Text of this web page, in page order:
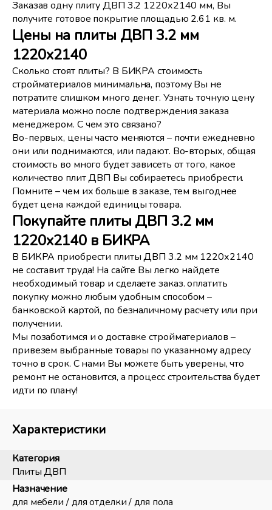
Заказав одну плиту ДВП 3.2 1220х2140 мм, Вы
получите готовое покрытие площадью 2.61 кв. м.
Цены на плиты ДВП 3.2 мм
1220х2140
Сколько стоят плиты? В БИКРА стоимость
стройматериалов минимальна, поэтому Вы не
потратите слишком много денег. Узнать точную цену
материала можно после подтверждения заказа
менеджером. С чем это связано?
Во-первых, цены часто меняются – почти ежедневно
они или поднимаются, или падают. Во-вторых, общая
стоимость во много будет зависеть от того, какое
количество плит ДВП Вы собираетесь приобрести.
Помните – чем их больше в заказе, тем выгоднее
будет цена каждой единицы товара.
Покупайте плиты ДВП 3.2 мм
1220х2140 в БИКРА
В БИКРА приобрести плиты ДВП 3.2 мм 1220х2140
не составит труда! На сайте Вы легко найдете
необходимый товар и сделаете заказ. оплатить
покупку можно любым удобным способом –
банковской картой, по безналичному расчету или при
получении.
Мы позаботимся и о доставке стройматериалов –
привезем выбранные товары по указанному адресу
точно в срок. С нами Вы можете быть уверены, что
ремонт не остановится, а процесс строительства будет
идти по плану!
Характеристики
Категория
Плиты ДВП
Назначение
для мебели / для отделки / для пола